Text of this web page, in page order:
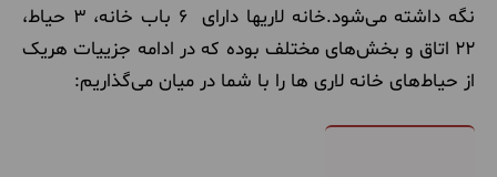
نگه داشته می‌شود.خانه لاریها دارای 6 باب خانه، 3 حیاط،
22 اتاق و بخش‌های مختلف بوده که در ادامه جزییات هریک
از حیاط‌های خانه لاری ها را با شما در میان می‌گذاریم: